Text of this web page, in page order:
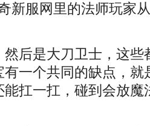
新服网里的法师玩家
是大刀卫士，这些
一个共同的缺点，就
扛一扛，碰到会放魔